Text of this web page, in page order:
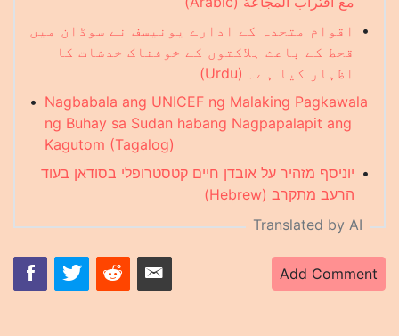
•
اقوام متحدہ کے ادارے یونیسف نے سوڈان میں
قحط کے باعث ہلاکتوں کے خوفناک خدشات کا
اظہار کیا ہے۔ (Urdu)
• Nagbabala ang UNICEF ng Malaking Pagkawala
ng Buhay sa Sudan habang Nagpapalapit ang
Kagutom (Tagalog)
• יוניסף מזהיר על אובדן חיים קטסטרופלי בסודאן בעוד
הרעב מתקרב (Hebrew)
Translated by AI
Add Comment